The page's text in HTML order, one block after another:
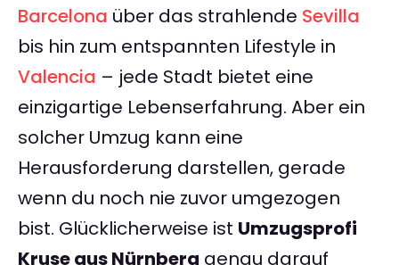
Barcelona über das strahlende Sevilla
bis hin zum entspannten Lifestyle in
Valencia – jede Stadt bietet eine
einzigartige Lebenserfahrung. Aber ein
solcher Umzug kann eine
Herausforderung darstellen, gerade
wenn du noch nie zuvor umgezogen
bist. Glücklicherweise ist Umzugsprofi
Kruse aus Nürnberg genau darauf